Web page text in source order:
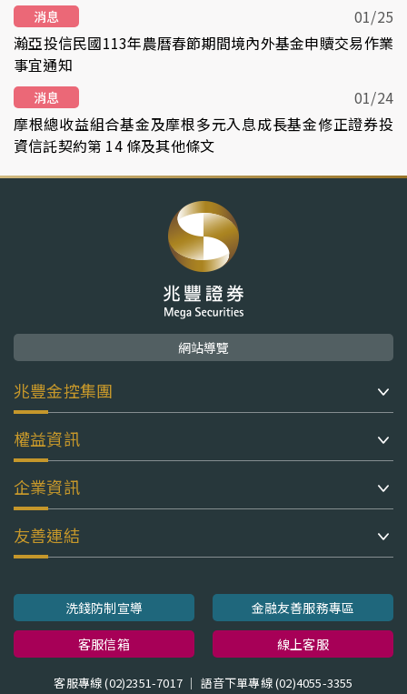
消息
瀚亞投信民國113年農曆春節期間境內外基金申贖交易作業
事宜通知
01/25
消息
摩根總收益組合基金及摩根多元入息成長基金修正證券投
資信託契約第 14 條及其他條文
01/24
網站導覽
兆豐金控集團
權益資訊
企業資訊
友善連結
洗錢防制宣導
金融友善服務專區
客服信箱
線上客服
客服專線 (02)2351-7017 ｜ 語音下單專線 (02)4055-3355